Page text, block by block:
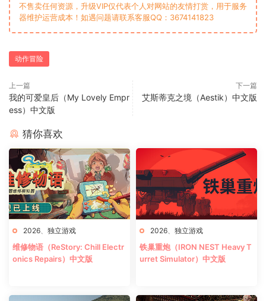
不售卖任何资源，升级VIP仅代表个人对网站的友情打赏，用于服务
器维护运营成本！如遇问题请联系客服QQ：3674141823
动作冒险
上一篇
我的可爱皇后（My Lovely Empr
ess）中文版
下一篇
艾斯蒂克之境（Aestik）中文版
猜你喜欢
2026 独立游戏
维修物语（ReStory: Chill Electr
onics Repairs）中文版
2026 独立游戏
铁巢重炮（IRON NEST Heavy T
urret Simulator）中文版